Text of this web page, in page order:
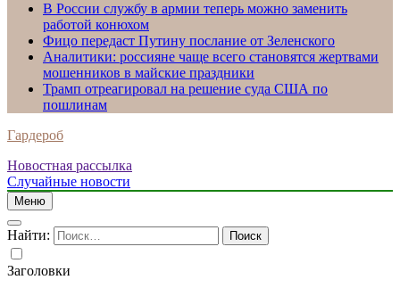
В России службу в армии теперь можно заменить
работой конюхом
Фицо передаст Путину послание от Зеленского
Аналитики: россияне чаще всего становятся жертвами
мошенников в майские праздники
Трамп отреагировал на решение суда США по
пошлинам
Гардероб
Новостная рассылка
Случайные новости
Меню
Найти:
Заголовки